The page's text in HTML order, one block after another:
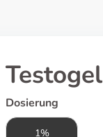
Testogel
Dosierung
1%